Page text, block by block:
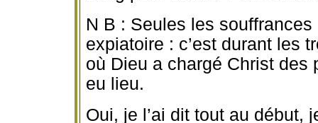
N B : Seules les
expiatoire : c’est durant les
où Dieu a chargé Christ des
eu lieu.
Oui, je l’ai dit tout au début,